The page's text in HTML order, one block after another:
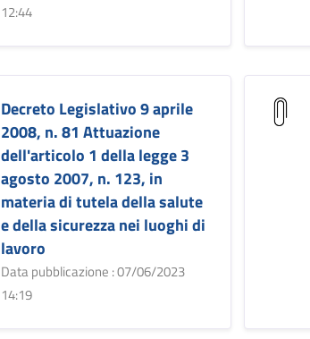
12:44
Decreto Legislativo 9 aprile
2008, n. 81 Attuazione
dell'articolo 1 della legge 3
agosto 2007, n. 123, in
materia di tutela della salute
e della sicurezza nei luoghi di
lavoro
Data pubblicazione : 07/06/2023
14:19